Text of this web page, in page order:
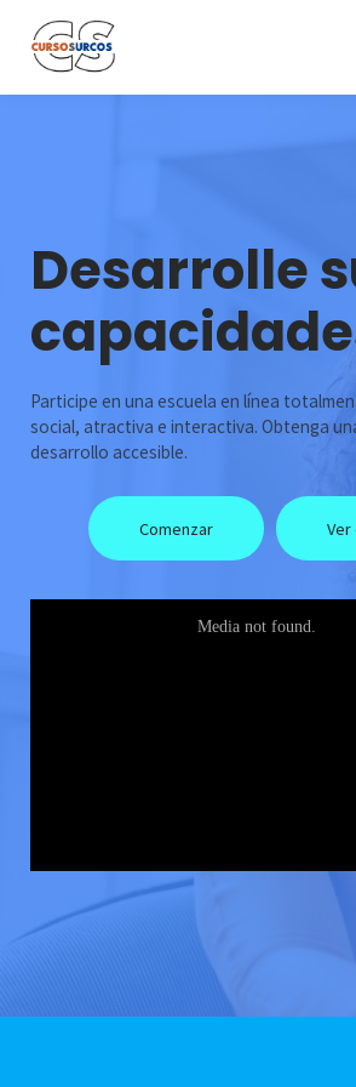
Ingresar
Desarrolle
Participe en una escuela en línea
social, atractiva e interactiva. Obtenga
desarrollo accesible.
Comenzar Ver